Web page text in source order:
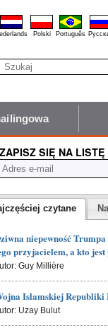
Polski Português
ZAPISZ SIĘ NA LISTĘ
czytane
niepewność
przyjacielem, a kto
Guy Millière
Islamskiej
Uzay Bulut